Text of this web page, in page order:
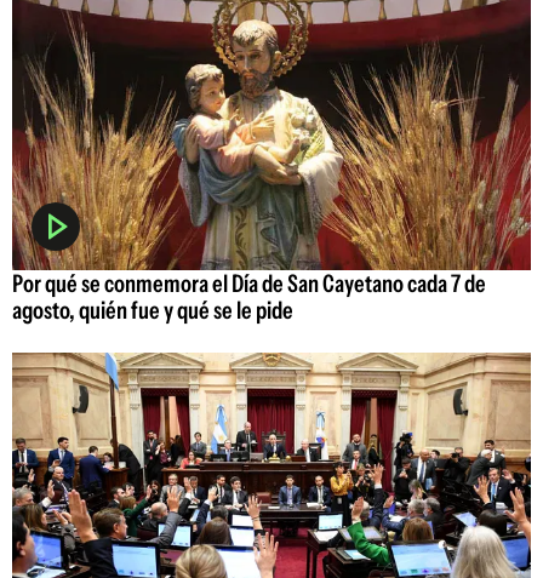
Por qué se conmemora el Día de San Cayetano cada 7 de
agosto, quién fue y qué se le pide